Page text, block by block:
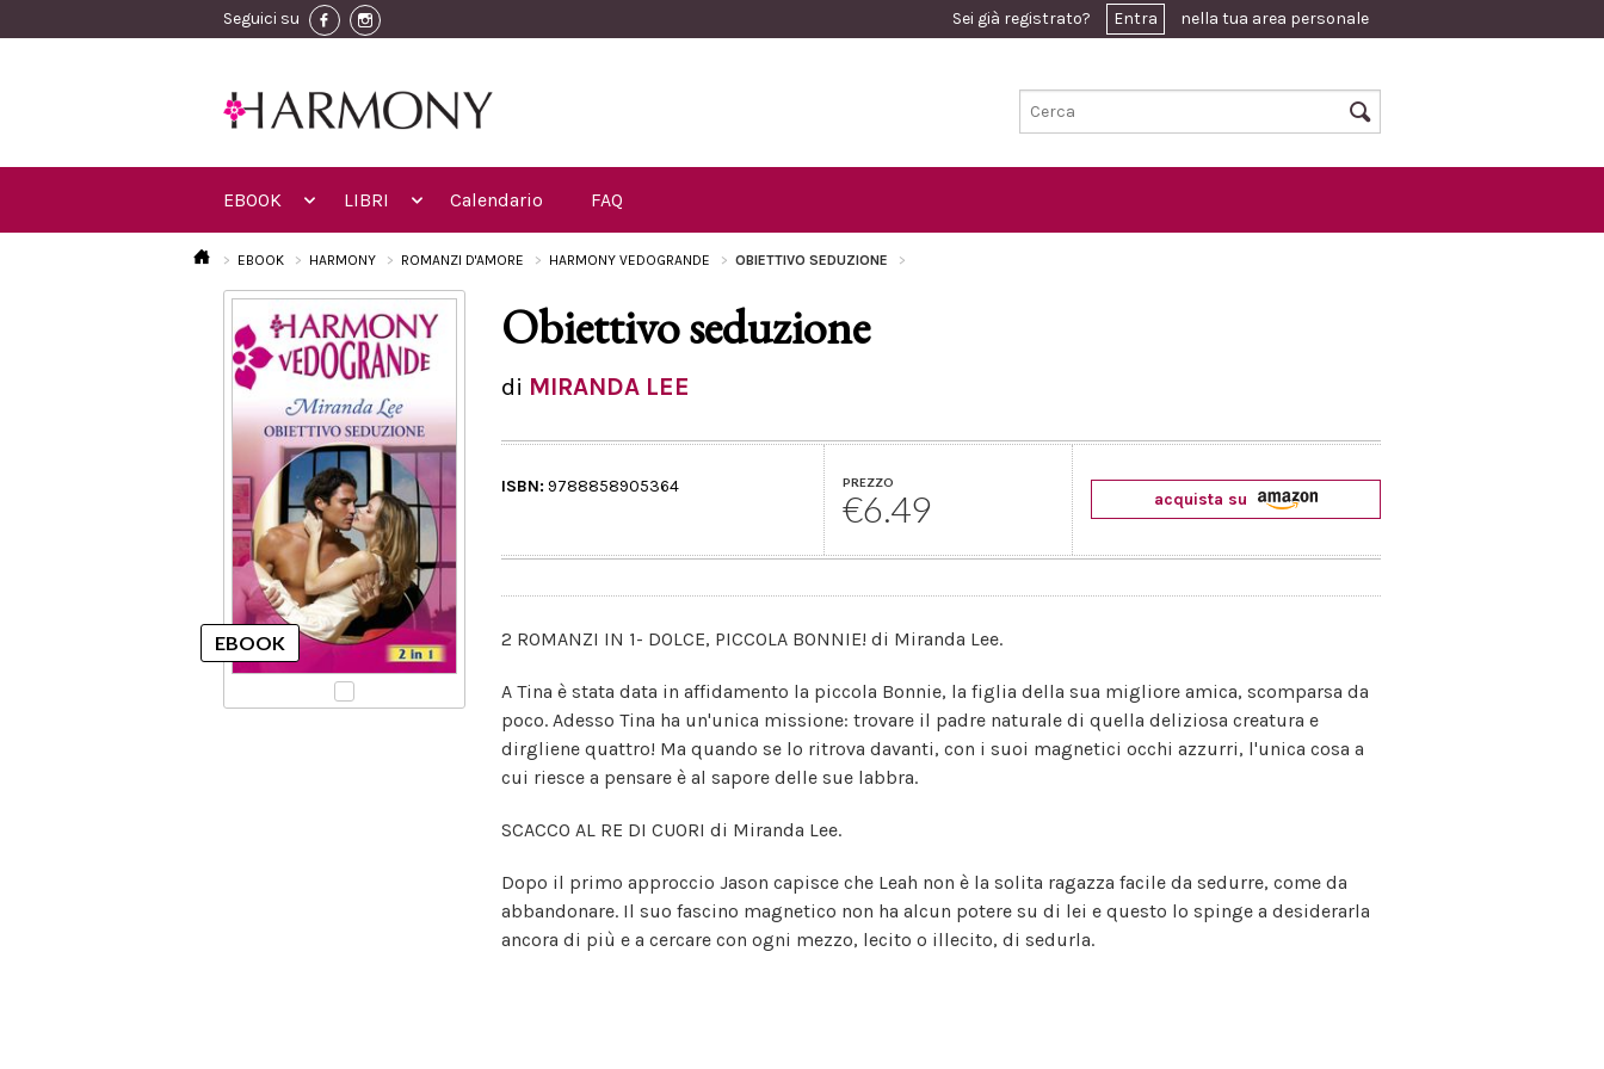
Seguici su Sei già registrato? Entra nella tua area personale
EBOOK LIBRI Calendario FAQ
EBOOK HARMONY ROMANZI D'AMORE HARMONY VEDOGRANDE OBIETTIVO SEDUZIONE
Obiettivo seduzione
di MIRANDA LEE
ISBN: 9788858905364 PREZZO
€6.49 acquista su
2 ROMANZI IN 1- DOLCE, PICCOLA BONNIE! di Miranda Lee.
A Tina è stata data in affidamento la piccola Bonnie, la figlia della sua migliore amica, scomparsa da
poco. Adesso Tina ha un'unica missione: trovare il padre naturale di quella deliziosa creatura e
dirgliene quattro! Ma quando se lo ritrova davanti, con i suoi magnetici occhi azzurri, l'unica cosa a
cui riesce a pensare è al sapore delle sue labbra.
SCACCO AL RE DI CUORI di Miranda Lee.
Dopo il primo approccio Jason capisce che Leah non è la solita ragazza facile da sedurre, come da
abbandonare. Il suo fascino magnetico non ha alcun potere su di lei e questo lo spinge a desiderarla
ancora di più e a cercare con ogni mezzo, lecito o illecito, di sedurla.